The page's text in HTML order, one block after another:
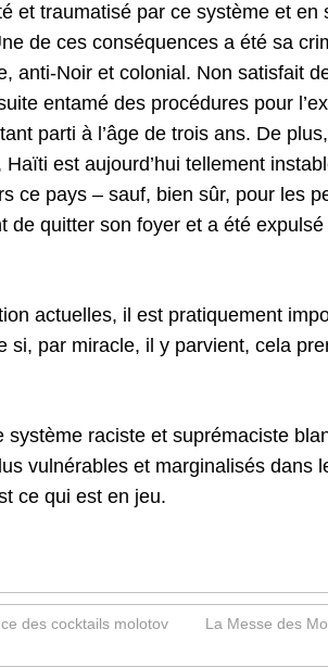
et traumatisé par ce système et en
de ces conséquences a été sa
anti-Noir et colonial. Non satisfait
entamé des procédures pour
parti à l’âge de trois ans. De
est aujourd’hui tellement
ce pays – sauf, bien sûr, pour les
de quitter son foyer et a été
actuelles, il est pratiquement
si, par miracle, il y parvient, cela
raciste et suprémaciste
vulnérables et marginalisés dans
ce qui est en jeu.
des cocktails molotov
La Messe des